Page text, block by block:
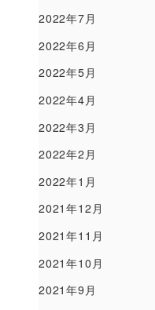
2022年7月
2022年6月
2022年5月
2022年4月
2022年3月
2022年2月
2022年1月
2021年12月
2021年11月
2021年10月
2021年9月